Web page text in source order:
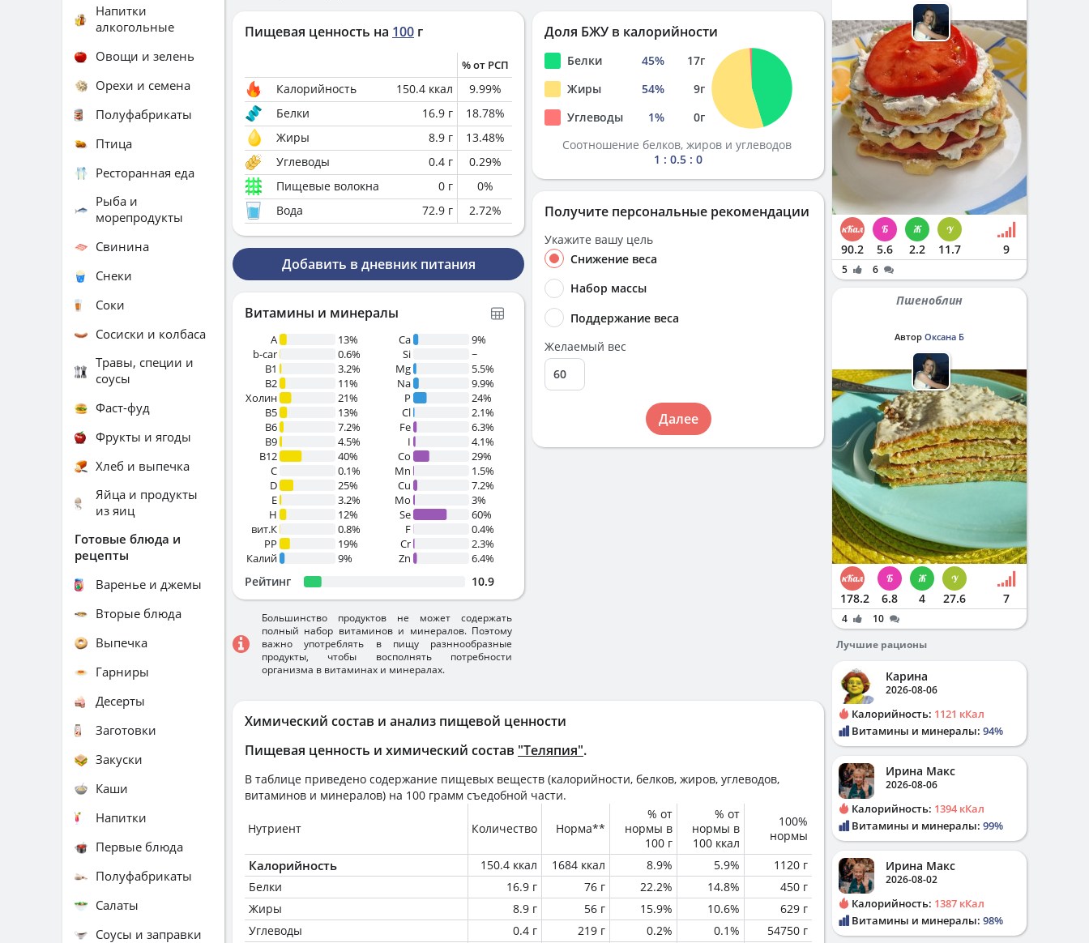
Химический состав и анализ пищевой ценности
Пищевая ценность и химический состав "Теляпия".
В таблице приведено содержание пищевых веществ (калорийности, белков, жиров, углеводов,
витаминов и минералов) на 100 грамм съедобной части.
Нутриент Количество Норма**
% от
нормы в
100 г
% от
нормы в
100 ккал
100%
нормы
Калорийность 150.4 ккал 1684 ккал 8.9% 5.9%
1120 г
Белки
16.9 г 76 г 22.2% 14.8%
450 г
Жиры
8.9 г 56 г 15.9% 10.6%
629 г
Углеводы
0.4 г 219 г 0.2% 0.1%
54750 г
Пищевая ценность на 100 г
% от РСП
Калорийность 150.4 ккал 9.99%
Белки
16.9 г 18.78%
Жиры
8.9 г 13.48%
Углеводы
0.4 г 0.29%
Пищевые волокна
0 г 0%
Вода
72.9 г 2.72%
Добавить в дневник питания
Витамины и минералы
A
13%
b-car
0.6%
В1
3.2%
B2
11%
Холин
21%
B5
13%
B6
7.2%
B9
4.5%
B12
40%
C
0.1%
D
25%
E
3.2%
H
12%
вит.К
0.8%
PP
19%
Калий
9%
Ca
9%
Si
~
Mg
5.5%
Na
9.9%
P
24%
Cl
2.1%
Fe
6.3%
I
4.1%
Co
29%
Mn
1.5%
Cu
7.2%
Mo
3%
Se
60%
F
0.4%
Cr
2.3%
Zn
6.4%
Рейтинг 10.9
Большинство продуктов не может содержать
полный набор витаминов и минералов. Поэтому
важно употреблять в пищу разннообразные
продукты, чтобы восполнять потребности
организма в витаминах и минералах.
Доля БЖУ в калорийности
Белки 45% 17г
Жиры
54% 9г
Углеводы
1% 0г
Соотношение белков, жиров и углеводов
1 : 0.5 : 0
Получите персональные рекомендации
Укажите вашу цель
Снижение веса
Набор массы
Поддержание веса
Желаемый вес
Далее
Напитки
алкогольные
Овощи и зелень
Орехи и семена
Полуфабрикаты
Птица
Ресторанная еда
Рыба и
морепродукты
Свинина
Снеки
Соки
Сосиски и колбаса
Травы, специи и
соусы
Фаст-фуд
Фрукты и ягоды
Хлеб и выпечка
Яйца и продукты
из яиц
Готовые блюда и
рецепты
Варенье и джемы
Вторые блюда
Выпечка
Гарниры
Десерты
Заготовки
Закуски
Каши
Напитки
Первые блюда
Полуфабрикаты
Салаты
Соусы и заправки
90.2 5.6 2.2 11.7 9
5 6
Пшеноблин
Автор Оксана Б
178.2 6.8 4 27.6 7
4
10
Лучшие рационы
Карина
2026-08-06
Калорийность: 1121 кКал
Витамины и минералы: 94%
Ирина Макс
2026-08-06
Калорийность: 1394 кКал
Витамины и минералы: 99%
Ирина Макс
2026-08-02
Калорийность: 1387 кКал
Витамины и минералы: 98%